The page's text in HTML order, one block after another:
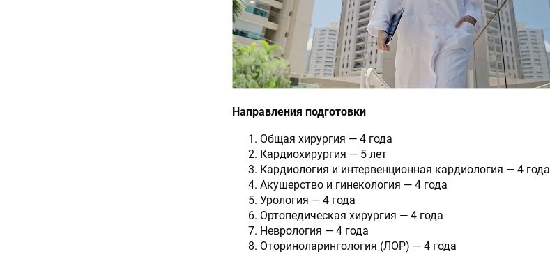
Направления подготовки
Общая хирургия — 4 года
Кардиохирургия — 5 лет
Кардиология и интервенционная кардиология — 4 года
Акушерство и гинекология — 4 года
Урология — 4 года
Ортопедическая хирургия — 4 года
Неврология — 4 года
Оториноларингология (ЛОР) — 4 года